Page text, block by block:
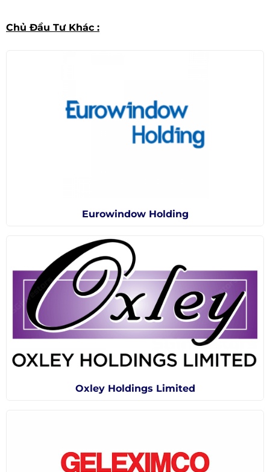
Chủ Đầu Tư Khác :
Eurowindow Holding
Oxley Holdings Limited